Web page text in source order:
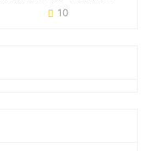
10